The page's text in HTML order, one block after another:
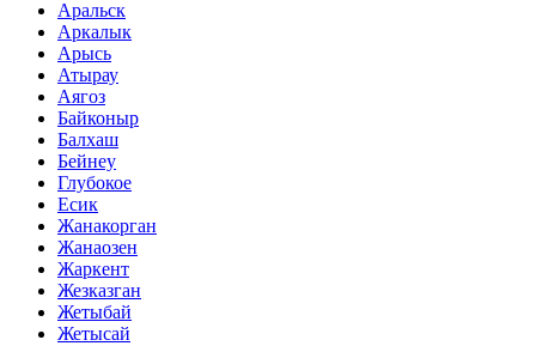
Аральск
Аркалык
Арысь
Атырау
Аягоз
Байконыр
Балхаш
Бейнеу
Глубокое
Есик
Жанакорган
Жанаозен
Жаркент
Жезказган
Жетыбай
Жетысай